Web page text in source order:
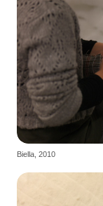
Biella, 2010